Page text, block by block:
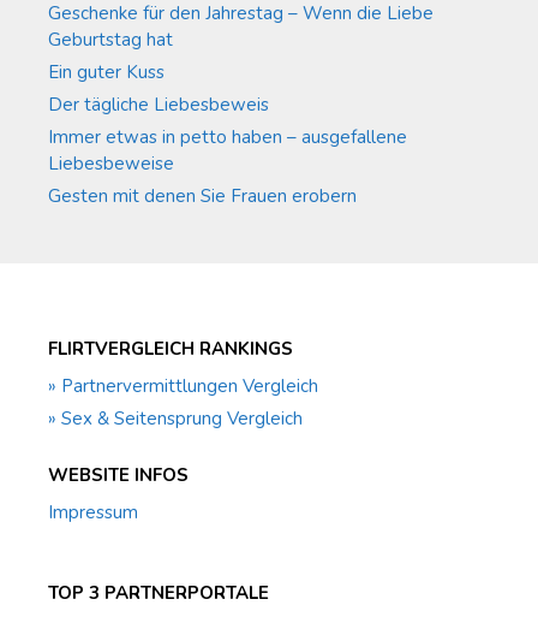
Geschenke für den Jahrestag – Wenn die Liebe
Geburtstag hat
Ein guter Kuss
Der tägliche Liebesbeweis
Immer etwas in petto haben – ausgefallene
Liebesbeweise
Gesten mit denen Sie Frauen erobern
FLIRTVERGLEICH RANKINGS
» Partnervermittlungen Vergleich
» Sex & Seitensprung Vergleich
WEBSITE INFOS
Impressum
TOP 3 PARTNERPORTALE